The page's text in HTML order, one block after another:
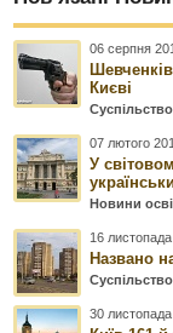
06 серпня
Києві
Суспільство
07 лютого
У
Новини
16
Названо
Суспільство
30